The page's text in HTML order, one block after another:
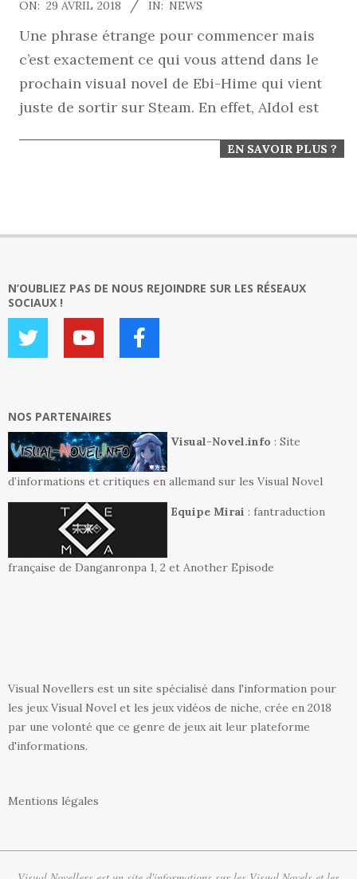
04-
29
ON: 29 AVRIL 2018 IN: NEWS
Une phrase étrange pour commencer mais
c’est exactement ce qui vous attend dans le
prochain visual novel de Ebi-Hime qui vient
juste de sortir sur Steam. En effet, AIdol est
EN SAVOIR PLUS ?
N’OUBLIEZ PAS DE NOUS REJOINDRE SUR LES RÉSEAUX
SOCIAUX !
NOS PARTENAIRES
Visual-Novel.info : Site
d’informations et critiques en allemand sur les Visual Novel
Equipe Mirai : fantraduction
française de Danganronpa 1, 2 et Another Episode
Visual Novellers est un site spécialisé dans l'information pour
les jeux Visual Novel et les jeux vidéos de niche, crée en 2018
par une volonté que ce genre de jeux ait leur plateforme
d'informations.
Mentions légales